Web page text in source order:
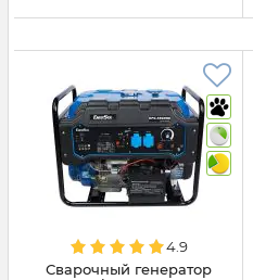
4.9
Сварочный генератор